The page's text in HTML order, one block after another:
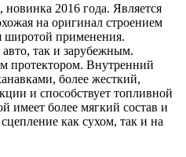
2016 года. Является
на оригинал строением
широтой применения.
так и зарубежным.
протектором. Внутренний
более жесткий,
и способствует топливной
имеет более мягкий состав и
как сухом, так и на